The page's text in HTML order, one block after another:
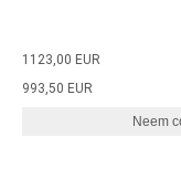
1123,00 EUR
993,50 EUR
Neem